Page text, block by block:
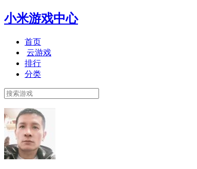
小米游戏中心
首页
云游戏
排行
分类